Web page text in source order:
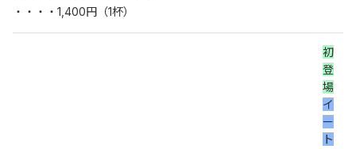
・・・・1,400円（1杯）
初
登
場
イ
ー
ト